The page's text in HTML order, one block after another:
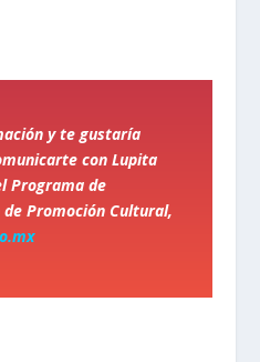
y te gustaría
con Lupita
Programa de
Promoción Cultural,